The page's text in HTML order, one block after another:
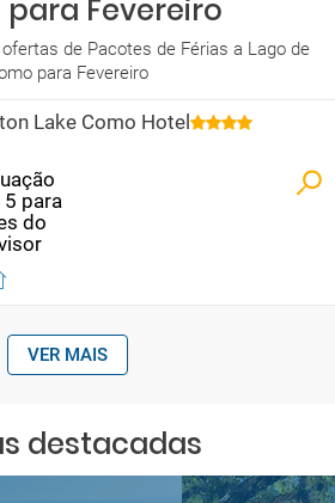
Fevereiro
de Pacotes de Férias a Lago de
para Fevereiro
Lake Como Hotel
VER MAIS
destacadas